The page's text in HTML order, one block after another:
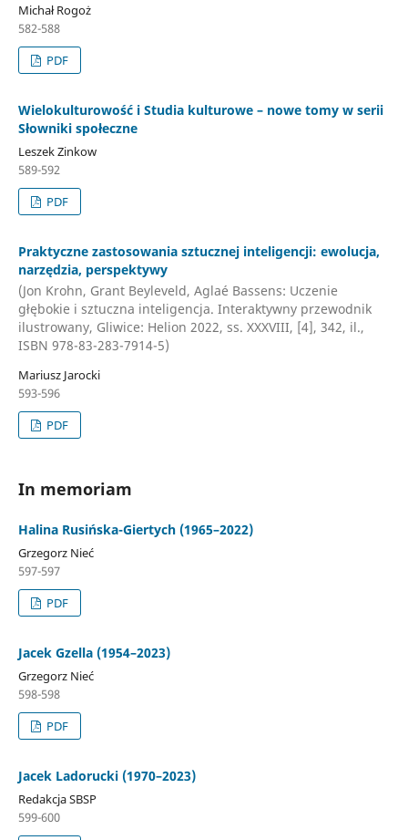
Michał Rogoż
582-588
PDF
Wielokulturowość i Studia kulturowe – nowe tomy w serii
Słowniki społeczne
Leszek Zinkow
589-592
PDF
Praktyczne zastosowania sztucznej inteligencji: ewolucja,
narzędzia, perspektywy
(Jon Krohn, Grant Beyleveld, Aglaé Bassens: Uczenie
głębokie i sztuczna inteligencja. Interaktywny przewodnik
ilustrowany, Gliwice: Helion 2022, ss. XXXVIII, [4], 342, il.,
ISBN 978-83-283-7914-5)
Mariusz Jarocki
593-596
PDF
In memoriam
Halina Rusińska-Giertych (1965–2022)
Grzegorz Nieć
597-597
PDF
Jacek Gzella (1954–2023)
Grzegorz Nieć
598-598
PDF
Jacek Ladorucki (1970–2023)
Redakcja SBSP
599-600